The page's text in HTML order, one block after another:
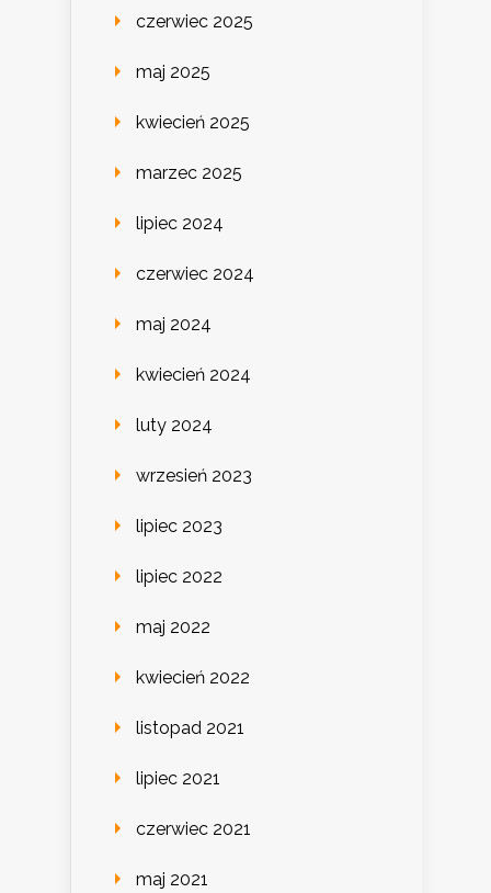
czerwiec 2025
maj 2025
kwiecień 2025
marzec 2025
lipiec 2024
czerwiec 2024
maj 2024
kwiecień 2024
luty 2024
wrzesień 2023
lipiec 2023
lipiec 2022
maj 2022
kwiecień 2022
listopad 2021
lipiec 2021
czerwiec 2021
maj 2021